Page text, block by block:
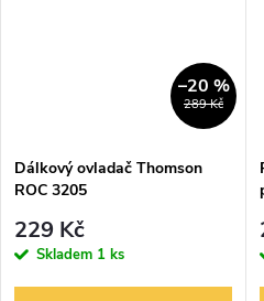
289 Kč
–20 %
Dálkový ovladač Thomson
ROC 3205
229 Kč
Skladem 1 ks